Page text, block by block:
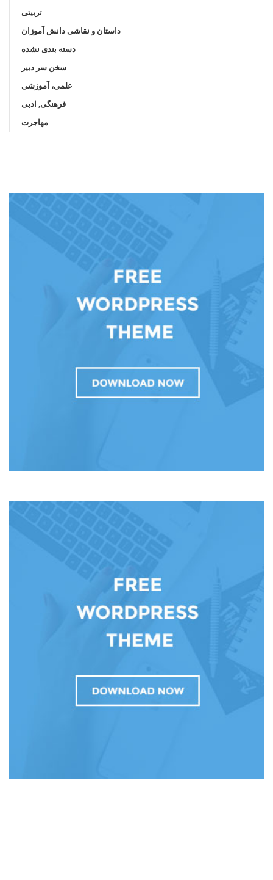
تربیتی
داستان و نقاشی دانش آموزان
دسته بندی نشده
سخن سر دبیر
علمی، آموزشی
فرهنگی, ادبی
مهاجرت